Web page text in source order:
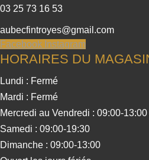
03 25 73 16 53
aubecfintroyes@gmail.com
Facebook Instagram
HORAIRES DU
Lundi : Fermé
Mardi : Fermé
Mercredi au Vendredi : 09:00-
Samedi : 09:00-19:30
Dimanche : 09:00-13:00